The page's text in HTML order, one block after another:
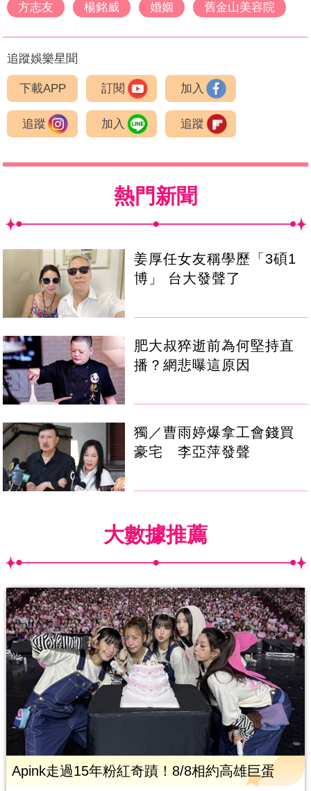
方志友
楊銘威 婚姻 舊金山美容院
追蹤娛樂星聞
下載APP 訂閱 加入
追蹤 加入 追蹤
熱門新聞
姜厚任女友稱學歷「3碩1
博」 台大發聲了
肥大叔猝逝前為何堅持直
播？網悲曝這原因
獨／曹雨婷爆拿工會錢買
豪宅 李亞萍發聲
大數據推薦
Apink走過15年粉紅奇蹟！8/8相約高雄巨蛋